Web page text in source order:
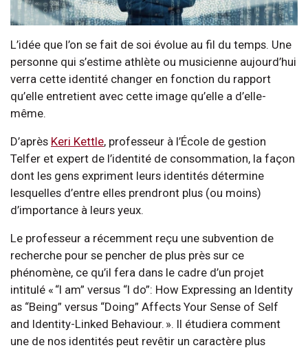
L’idée que l’on se fait de soi évolue au fil du temps. Une
personne qui s’estime athlète ou musicienne aujourd’hui
verra cette identité changer en fonction du rapport
qu’elle entretient avec cette image qu’elle a d’elle-
même.
D’après Keri Kettle, professeur à l’École de gestion
Telfer et expert de l’identité de consommation, la façon
dont les gens expriment leurs identités détermine
lesquelles d’entre elles prendront plus (ou moins)
d’importance à leurs yeux.
Le professeur a récemment reçu une subvention de
recherche pour se pencher de plus près sur ce
phénomène, ce qu’il fera dans le cadre d’un projet
intitulé « “I am” versus “I do”: How Expressing an Identity
as “Being” versus “Doing” Affects Your Sense of Self
and Identity-Linked Behaviour. ». Il étudiera comment
une de nos identités peut revêtir un caractère plus